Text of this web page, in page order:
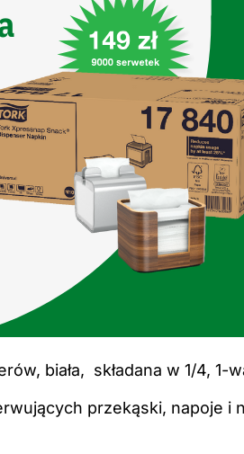
biała, składana w 1/4, 1-
przekąski, napoje